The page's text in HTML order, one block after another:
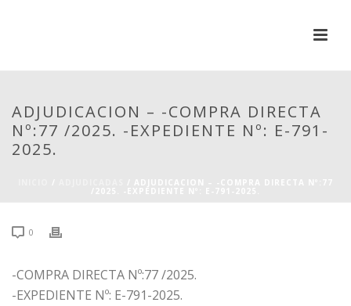
ADJUDICACION – -COMPRA DIRECTA
Nº:77 /2025. -EXPEDIENTE Nº: E-791-
2025.
0
-COMPRA DIRECTA Nº:77 /2025.
-EXPEDIENTE Nº: E-791-2025.